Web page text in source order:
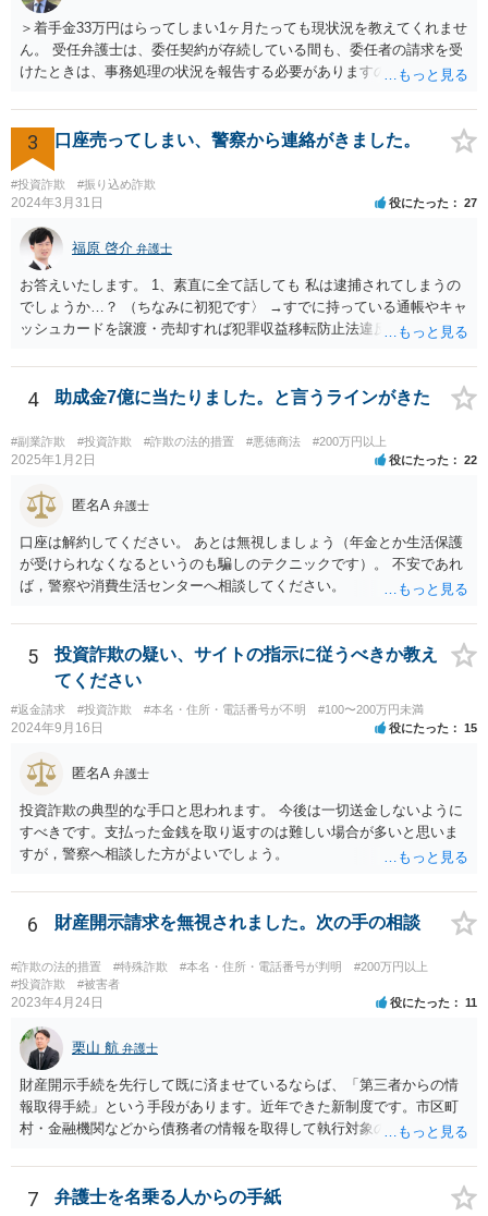
もあるため、他の債権者に先んじて請求手続を行うことが重要です。
弁護士選任については、大阪に所在する相手方企業であっても、現在
は全国の弁護士がウェブ面談・電子手続等で対応可能です。実際、当
職もみんなで大家さんに関する出資金返還請求について対応実績があ
ることは、損失の拡大を防ぐために極めて合理的な判断といえます。
今からでも遅くありませんので、速やかに弁護士へ相談されることを
強く推奨いたします。
＞着手金33万円はらってしまい1ヶ月たっても現状況を教えてくれませ
ん。 受任弁護士は、委任契約が存続している間も、委任者の請求を受
けたときは、事務処理の状況を報告する必要がありますので（民法６
問題があります。 ＞二次被害にあった場合、日弁連に相談したらいい
ですか？ 日弁連というより、担当弁護士が所属している弁護士会に相
談するとよいでしょう。 ＜参照：民法＞ （受任者による報告） 第６
４５条 受任者は、委任者の請求があるときは、いつでも委任事務の
処理の状況を報告し、委任が終了した後は、遅滞なくその経過及び結
果を報告しなければならない。
3 口座売ってしまい、警察から連絡がきました。
#投資詐欺 #振り込め詐欺
2024年3月31日 役にたった 27
福原 啓介 弁護士
お答えいたします。 1、素直に全て話しても 私は逮捕されてしまうの
でしょうか…？ （ちなみに初犯です〉 →すでに持っている通帳やキャ
ッシュカードを譲渡・売却すれば犯罪収益移転防止法違反に、譲渡・
で、本当に銀行口座を売る行為が犯罪行為であることを認識して行っ
た又は認識しうる状況で行ったものであれば、素直に認めた方がいい
と思います。しかし、例えば、銀行口座を売る行為が犯罪行為である
ことを知らずに売却譲渡した場合は、もちろん認めるという選択肢も
ありますが、沈黙を守るという選択肢もあることを念頭に置いていた
が、捜査機関において罪証隠滅の恐れや逃亡の恐れがある等の事由が
ある場合は身体拘束をしてくる可能性はあります。仮に初犯であった
としてもその可能性は変わりません。 2、京都まで行かなきゃ行けな
い事はありますか？ →捜査を担当する警察署が京都の警察署であれ
ば、京都まで行く可能性もありますが、京都の警察官がご相談者様の
と相談することをおすすめします。
4 助成金7億に当たりました。と言うラインがきた
#副業詐欺 #投資詐欺 #詐欺の法的措置 #悪徳商法 #200万円以上
2025年1月2日 役にたった 22
匿名A 弁護士
口座は解約してください。 あとは無視しましょう（年金とか生活保護
が受けられなくなるというのも騙しのテクニックです）。 不安であれ
ば，警察や消費生活センターへ相談してください。
5
投資詐欺の疑い、サイトの指示に従うべきか教え
てください
#返金請求 #投資詐欺 #本名・住所・電話番号が不明 #100〜200万円未満
2024年9月16日 役にたった 15
匿名A 弁護士
投資詐欺の典型的な手口と思われます。 今後は一切送金しないように
すべきです。支払った金銭を取り返すのは難しい場合が多いと思いま
すが，警察へ相談した方がよいでしょう。
6 財産開示請求を無視されました。次の手の相談
#詐欺の法的措置 #特殊詐欺 #本名・住所・電話番号が判明
#200万円以上
#投資詐欺
#被害者
2023年4月24日 役にたった 11
栗山 航 弁護士
財産開示手続を先行して既に済ませているならば、「第三者からの情
報取得手続」という手段があります。近年できた新制度です。市区町
村・金融機関などから債務者の情報を取得して執行対象の財産を探す
情報、②預貯金情報、③株式情報、④勤務先（給与の支給者）情報で
す。もっとも、④勤務先情報が取得できるのは、相談者様の債権が、
7 弁護士を名乗る人からの手紙